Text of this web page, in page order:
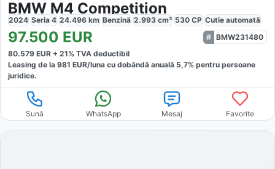
BMW M4 Competition
2024 Seria 4 24.496 km Benzină 2.993 cm³ 530 CP Cutie automată
97.500 EUR
BMW231480
80.579 EUR + 21% TVA deductibil
Leasing de la 981 EUR/luna cu dobăndă anuală 5,7% pentru persoane
juridice.
Sună WhatsApp Mesaj Favorite